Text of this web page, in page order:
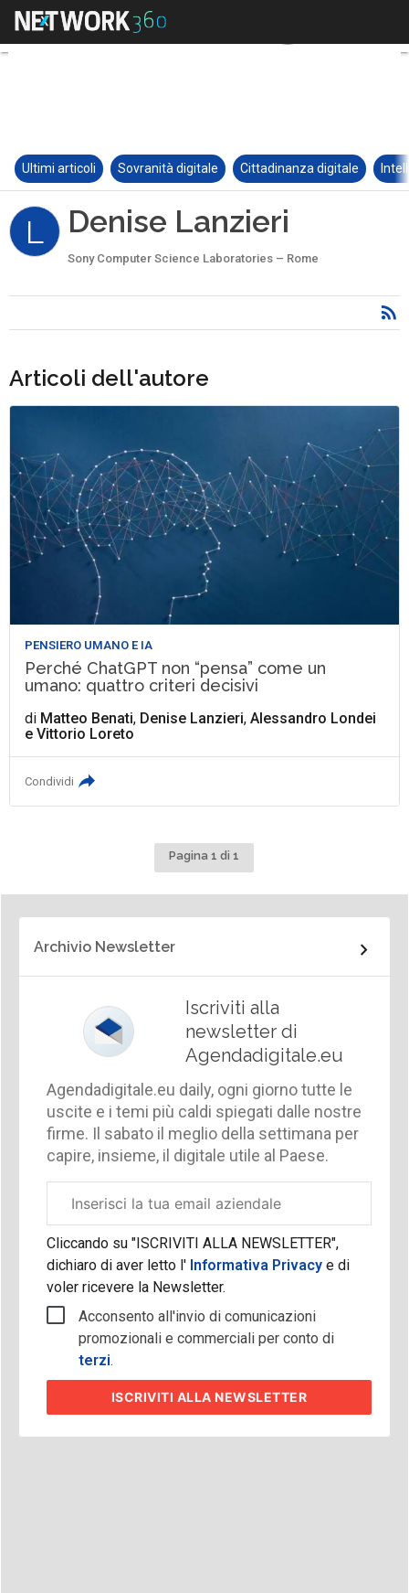
Ultimi articoli Sovranità digitale Cittadinanza digitale
L Denise Lanzieri
Sony Computer Science Laboratories – Rome
Articoli dell'autore
PENSIERO UMANO E IA
Perché ChatGPT non “pensa” come un
umano: quattro criteri decisivi
di Matteo Benati, Denise Lanzieri,Alessandro Londei
eVittorio Loreto
Condividi
Pagina 1 di 1
Archivio Newsletter
Iscriviti alla
newsletter di
Agendadigitale.eu
Agendadigitale.eu daily, ogni giorno tutte le
uscite e i temi più caldi spiegati dalle nostre
firme. Il sabato il meglio della settimana per
capire, insieme, il digitale utile al Paese.
aziendale
Cliccando su "ISCRIVITI ALLA NEWSLETTER",
dichiaro di aver letto l'Informativa Privacy e di
voler ricevere la Newsletter.
Acconsento all'invio di comunicazioni
promozionali e commerciali per conto di
terzi.
ISCRIVITI ALLA NEWSLETTER